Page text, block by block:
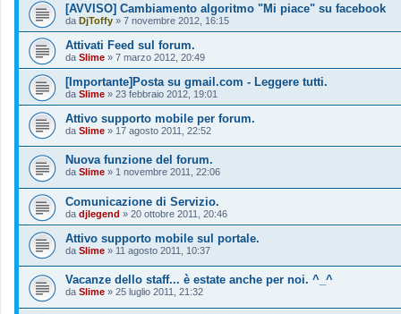
[AVVISO] Cambiamento algoritmo "Mi piace" su facebook
da DjToffy » 7 novembre 2012, 16:15
Attivati Feed sul forum.
da Slime » 7 marzo 2012, 20:49
[Importante]Posta su gmail.com - Leggere tutti.
da Slime » 23 febbraio 2012, 19:01
Attivo supporto mobile per forum.
da Slime » 17 agosto 2011, 22:52
Nuova funzione del forum.
da Slime » 1 novembre 2011, 22:06
Comunicazione di Servizio.
da djlegend » 20 ottobre 2011, 20:46
Attivo supporto mobile sul portale.
da Slime » 11 agosto 2011, 10:37
Vacanze dello staff... è estate anche per noi. ^_^
da Slime » 25 luglio 2011, 21:32